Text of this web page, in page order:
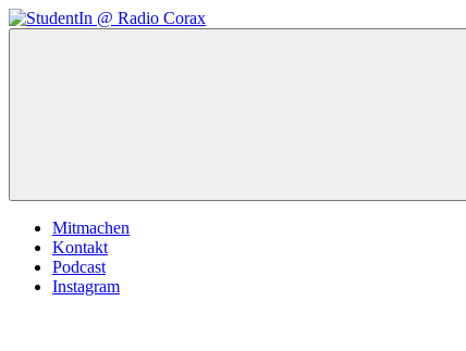
Zum
Inhalt
Mitmachen
Kontakt
Podcast
Instagram